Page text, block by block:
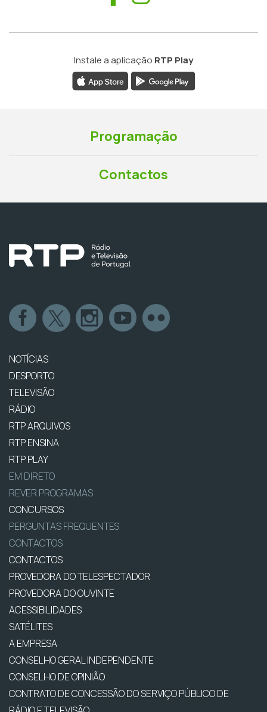
Instale a aplicação RTP Play
Programação
Contactos
NOTÍCIAS
DESPORTO
TELEVISÃO
RÁDIO
RTP ARQUIVOS
RTP ENSINA
RTP PLAY
EM DIRETO
REVER PROGRAMAS
CONCURSOS
PERGUNTAS FREQUENTES
CONTACTOS
CONTACTOS
PROVEDORA DO TELESPECTADOR
PROVEDORA DO OUVINTE
ACESSIBILIDADES
SATÉLITES
A EMPRESA
CONSELHO GERAL INDEPENDENTE
CONSELHO DE OPINIÃO
CONTRATO DE CONCESSÃO DO SERVIÇO PÚBLICO DE